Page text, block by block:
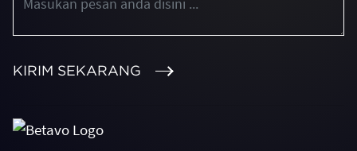
KIRIM SEKARANG